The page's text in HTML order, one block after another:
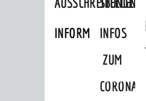
INFOS
ZUM
»
Ortschaften »